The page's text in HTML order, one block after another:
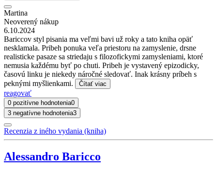
Martina
Neoverený nákup
6.10.2024
Bariccov styl pisania ma veľmi bavi už roky a tato kniha opäť
nesklamala. Pribeh ponuka veľa priestoru na zamyslenie, drsne
realisticke pasaze sa striedaju s filozofickymi zamysleniami, ktoré
nemusia každému byť po chuti. Pribeh je vystavený epizodicky,
časovú linku je niekedy náročné sledovať. Inak krásny príbeh s
peknými myšlienkami.
Čítať viac
reagovať
0 pozitívne hodnotenia0
3 negatívne hodnotenia3
Recenzia z iného vydania (kniha)
Alessandro Baricco